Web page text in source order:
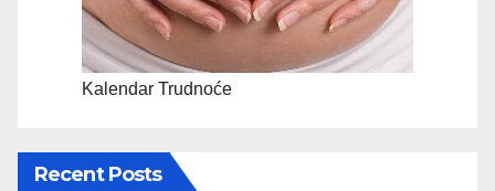
Kalendar Trudnoće
Recent Posts